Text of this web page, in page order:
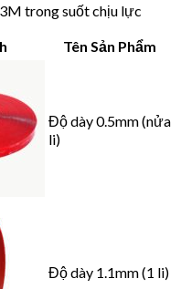
trong suốt chịu lực
Tên Sản Phẩm
Độ dày 0.5mm (nửa
li)
Độ dày 1.1mm (1 li)